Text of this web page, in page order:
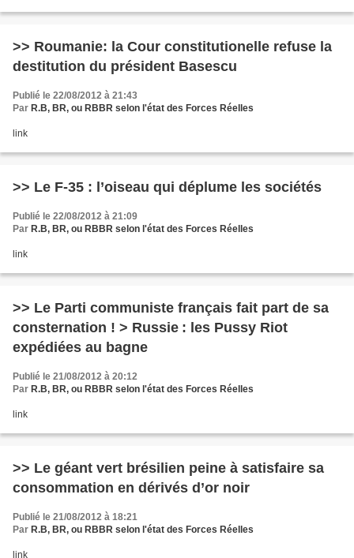
>> Roumanie: la Cour constitutionelle refuse la
destitution du président Basescu
Publié le 22/08/2012 à 21:43
Par R.B, BR, ou RBBR selon l'état des Forces Réelles
link
>> Le F-35 : l’oiseau qui déplume les sociétés
Publié le 22/08/2012 à 21:09
Par R.B, BR, ou RBBR selon l'état des Forces Réelles
link
>> Le Parti communiste français fait part de sa
consternation ! > Russie : les Pussy Riot
expédiées au bagne
Publié le 21/08/2012 à 20:12
Par R.B, BR, ou RBBR selon l'état des Forces Réelles
link
>> Le géant vert brésilien peine à satisfaire sa
consommation en dérivés d’or noir
Publié le 21/08/2012 à 18:21
Par R.B, BR, ou RBBR selon l'état des Forces Réelles
link